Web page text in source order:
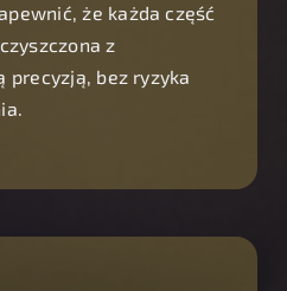
że każda część
z
precyzją, bez ryzyka